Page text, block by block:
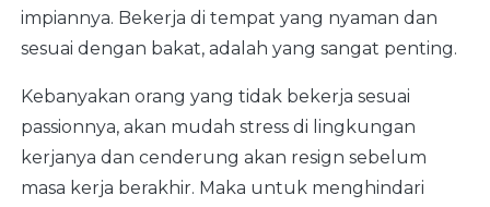
impiannya. Bekerja di tempat yang nyaman dan
sesuai dengan bakat, adalah yang sangat penting.
Kebanyakan orang yang tidak bekerja sesuai
passionnya, akan mudah stress di lingkungan
kerjanya dan cenderung akan resign sebelum
masa kerja berakhir. Maka untuk menghindari